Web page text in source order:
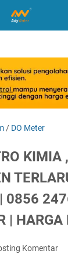
/ DO Meter
KIMIA
0856
| HARGA
Komentar